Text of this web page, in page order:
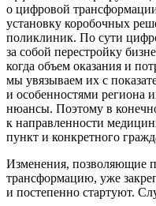
о цифровой
установку коробочных
поликлиник. По сути
за собой перестройку
когда объем оказания и
мы увязываем их с
и особенностями региона
нюансы. Поэтому в
к направленности
пункт и конкретного
Изменения, позволяющие
трансформацию, уже
и постепенно стартуют.